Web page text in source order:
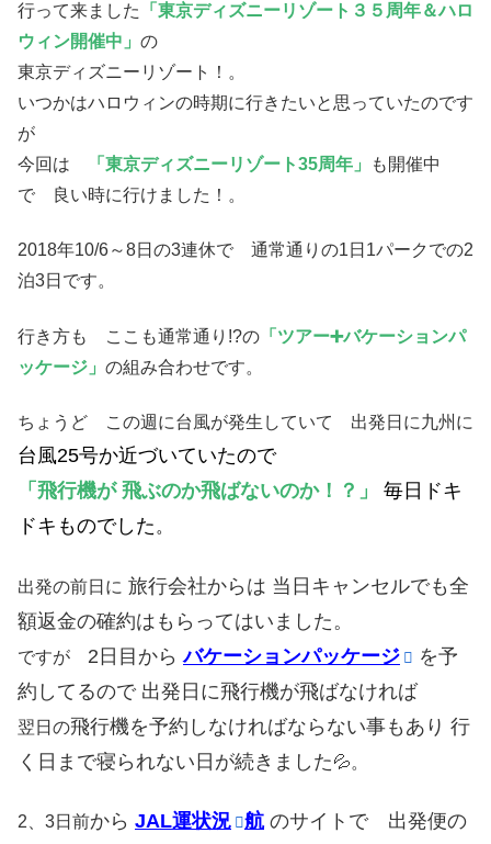
行って来ました
「東京ディズニーリゾート３５周年＆ハロ
ウィン開催中」 の
東京ディズニーリゾート！。
いつかはハロウィンの時期に行きたいと思っていたのです
が
今回は
「東京ディズニーリゾート35周年」
も開催中
で 良い時に行けました！。
2018年10/6～8日の3連休で 通常通りの1日1パークでの2
泊3日です。
行き方も ここも通常通り!?の 「ツアー➕バケーションパ
ッケージ」 の組み合わせです。
ちょうど この週に台風が発生していて 出発日に九州に
台風25号か近づいていたので
「飛行機が 飛ぶのか飛ばないのか！？」
毎日ドキ
ドキものでした 。
出発の前日に 旅行会社からは 当日キャンセルでも全
額返金の確約はもらってはいました。
ですが 2日目からバケーションパッケージ
を予
約してるので 出発日に飛行機が飛ばなければ
翌日の飛行機を予約しなければならない事もあり 行
く日まで寝られない日が続きました💦。
2、3日前から JAL運状況 航 のサイトで 出発便の